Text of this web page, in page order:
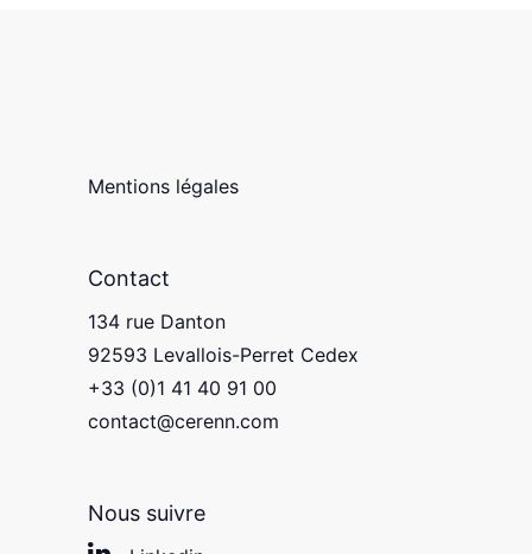
Mentions légales
Contact
134 rue Danton
92593 Levallois-Perret Cedex
+33 (0)1 41 40 91 00
contact@cerenn.com
Nous suivre